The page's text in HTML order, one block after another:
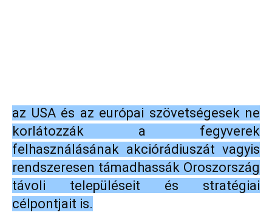
az USA és az európai szövetségesek ne
korlátozzák a fegyverek
felhasználásának akciórádiuszát vagyis
rendszeresen támadhassák Oroszország
távoli településeit és stratégiai
célpontjait is.